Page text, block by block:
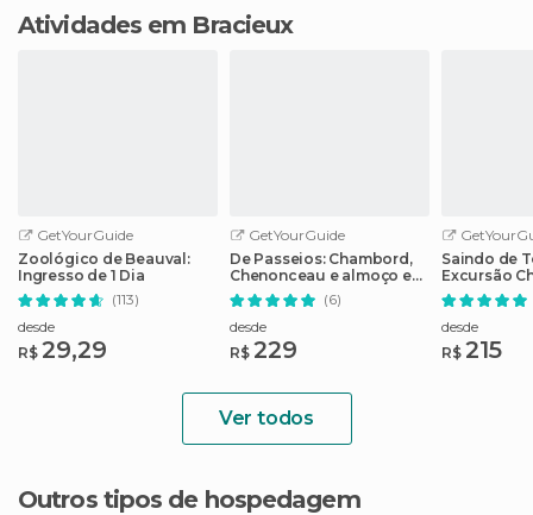
Atividades em Bracieux
GetYourGuide
Zoológico de Beauval:
Ingresso de 1 Dia
(113)
desde
R$ 29,29
GetYourGuide
De Passeios: Chambord,
Chenonceau e almoço em
um castelo familiar
(6)
desde
R$ 229
Saindo de
Excursão
e Cheverny
desde
R$ 215
Ver todos
Outros tipos de hospedagem